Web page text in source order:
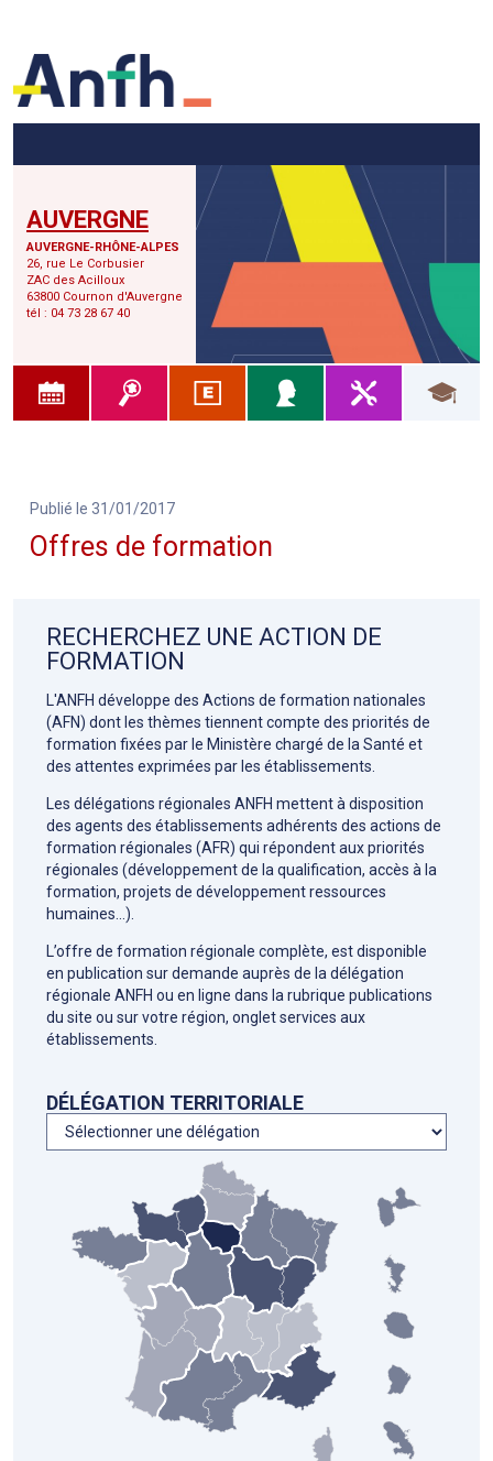
AUVERGNE
AUVERGNE-RHÔNE-ALPES
26, rue Le Corbusier
ZAC des Acilloux
63800 Cournon d'Auvergne
tél : 04 73 28 67 40
Publié le 31/01/2017
Offres de formation
RECHERCHEZ UNE ACTION DE
FORMATION
L'ANFH développe des Actions de formation nationales
(AFN) dont les thèmes tiennent compte des priorités de
formation fixées par le Ministère chargé de la Santé et
des attentes exprimées par les établissements.
Les délégations régionales ANFH mettent à disposition
des agents des établissements adhérents des actions de
formation régionales (AFR) qui répondent aux priorités
régionales (développement de la qualification, accès à la
formation, projets de développement ressources
humaines…).
L’offre de formation régionale complète, est disponible
en publication sur demande auprès de la délégation
régionale ANFH ou en ligne dans la rubrique publications
du site ou sur votre région, onglet services aux
établissements.
DÉLÉGATION TERRITORIALE